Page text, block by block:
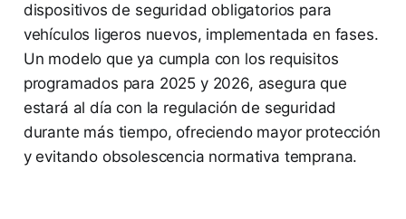
dispositivos de seguridad obligatorios para
vehículos ligeros nuevos, implementada en fases.
Un modelo que ya cumpla con los requisitos
programados para 2025 y 2026, asegura que
estará al día con la regulación de seguridad
durante más tiempo, ofreciendo mayor protección
y evitando obsolescencia normativa temprana.